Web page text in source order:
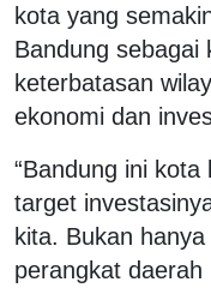
kota yang
Bandung sebagai
keterbatasan
ekonomi dan
“Bandung ini
target
kita. Bukan
perangkat daerah